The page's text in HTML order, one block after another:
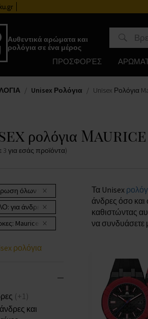
Αυθεντικά αρώματα και
ρολόγια σε ένα μέρος
ΠΡΟΣΦΟΡΈΣ
Unisex Ρολόγια Unisex Ρολόγια
ρολόγια
3 για εσάς προϊόντα)
όλων των φίλτρων
για άνδρες και γυναίκες
Maurice Lacroix
ρολόγια
(+1)
και
Τα Unisex
άνδρες όσο και
καθιστώντας
να συνδυάσετε